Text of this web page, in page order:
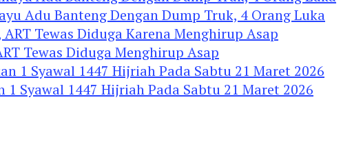
Adu Banteng Dengan Dump Truk, 4 Orang Luka
Tewas Diduga Menghirup Asap
Syawal 1447 Hijriah Pada Sabtu 21 Maret 2026